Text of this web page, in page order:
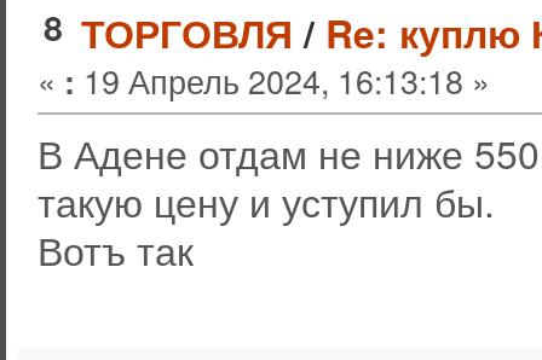
8 ТОРГОВЛЯ / Re: куплю
« : 19 Апрель 2024, 16:13:18 »
В Адене отдам не ниже
такую цену и уступил бы.
Вотъ так